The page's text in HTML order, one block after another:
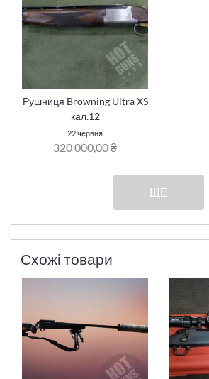
Рушниця Browning Ultra XS
кал.12
22 червня
320 000,00 ₴
ЩЕ
Схожі товари